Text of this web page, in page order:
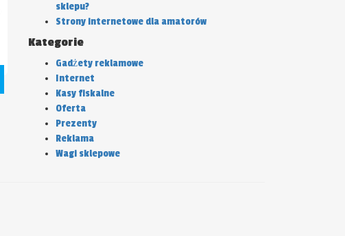
sklepu?
Strony internetowe dla amatorów
Kategorie
Gadżety reklamowe
Internet
Kasy fiskalne
Oferta
Prezenty
Reklama
Wagi sklepowe